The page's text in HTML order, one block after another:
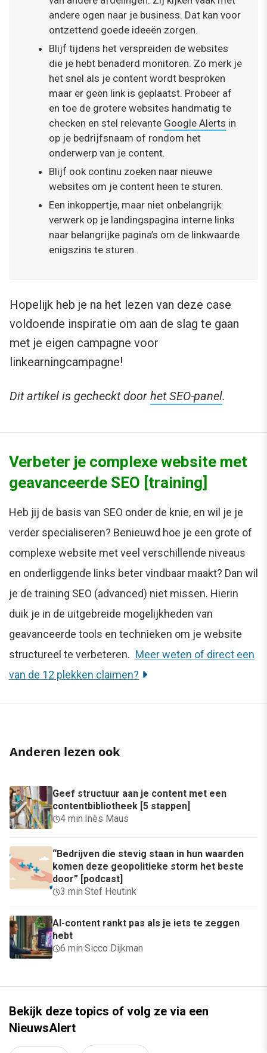
andere ogen naar je business. Dat kan voor
ontzettend goede ideeën zorgen.
Blijf tijdens het verspreiden de websites
die je hebt benaderd monitoren. Zo merk je
het snel als je content wordt besproken
maar er geen link is geplaatst. Probeer af
en toe de grotere websites handmatig te
checken en stel relevante Google Alerts in
op je bedrijfsnaam of rondom het
onderwerp van je content.
Blijf ook continu zoeken naar nieuwe
websites om je content heen te sturen.
Een inkoppertje, maar niet onbelangrijk:
verwerk op je landingspagina interne links
naar belangrijke pagina’s om de linkwaarde
enigszins te sturen.
Hopelijk heb je na het lezen van deze case
voldoende inspiratie om aan de slag te gaan
met je eigen campagne voor
linkearningcampagne!
Dit artikel is gecheckt door het SEO-panel.
Verbeter je complexe website met
geavanceerde SEO [training]
Heb jij de basis van SEO onder de knie, en wil je je
verder specialiseren? Benieuwd hoe je een grote of
complexe website met veel verschillende niveaus
en onderliggende links beter vindbaar maakt? Dan wil
je de training SEO (advanced) niet missen. Hierin
duik je in de uitgebreide mogelijkheden van
geavanceerde tools en technieken om je website
structureel te verbeteren. Meer weten of direct een
van de 12 plekken claimen?
Anderen lezen ook
Geef structuur aan je content met een
contentbibliotheek [5 stappen]
4 min· Inès Maus
“Bedrijven die stevig staan in hun waarden
komen deze geopolitieke storm het beste
door” [podcast]
3 min·Stef Heutink
AI-content rankt pas als je iets te zeggen
hebt
6 min·Sicco Dijkman
Bekijk deze topics of volg ze via een
NieuwsAlert